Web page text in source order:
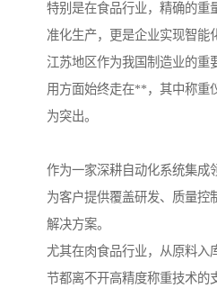
特别是在食品行业，精确的重
准化生产，更是企业实现智能
江苏地区作为我国制造业的重
用方面始终走在**，其中称重
为突出。
作为一家深耕自动化系统集成
为客户提供覆盖研发、质量控
解决方案。
尤其在肉食品行业，从原料入
节都离不开高精度称重技术的